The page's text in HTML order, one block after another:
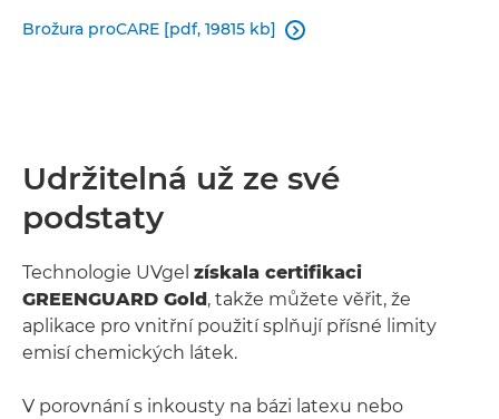
Brožura proCARE [pdf, 19815 kb] 
Udržitelná už ze své
podstaty
Technologie UVgel získala certifikaci
GREENGUARD Gold , takže můžete věřit, že
aplikace pro vnitřní použití splňují přísné limity
emisí chemických látek.
V porovnání s inkousty na bázi latexu nebo